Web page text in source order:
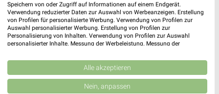
Heute geschlossen
290,38 km • Angebote: 3 Prospekte
❯
Bahnhofstraße 16
98587 Steinbach-Hallenberg
geschlossen
Speichern von oder Zugriff auf Informationen auf einem Endgerät.
Verwendung reduzierter Daten zur Auswahl von Werbeanzeigen. Erstellung
von Profilen für personalisierte Werbung. Verwendung von Profilen zur
Auswahl personalisierter Werbung. Erstellung von Profilen zur
Personalisierung von Inhalten. Verwendung von Profilen zur Auswahl
personalisierter Inhalte. Messung der Werbeleistung. Messung der
Kombinationen von Daten aus verschiedenen Quellen. Entwicklung und
Verbesserung der Angebote. Verwendung reduzierter Daten zur Auswahl
von Inhalten.
Daten können außerhalb der Europäischen Union weitergegeben und in die
Alle akzeptieren
Nein, anpassen